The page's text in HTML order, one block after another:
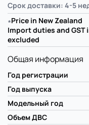
Срок доставки: 4-5
∗Price in New Zealand
Import duties and GST
excluded
Общая информация
Год регистрации
Год выпуска
Модельный год
Объем ДВС